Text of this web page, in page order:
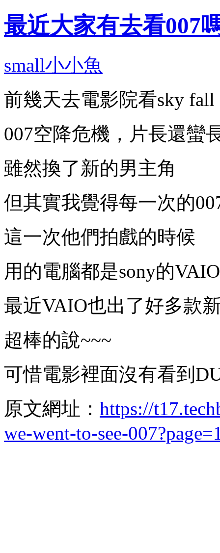
最近大家有去看007
small小小魚
前幾天去電影院看sky fall
007空降危機，片長還蠻
雖然換了新的男主角
但其實我覺得每一次的
這一次他們拍戲的時候
用的電腦都是sony的
最近VAIO也出了好多款
超棒的說~~~
可惜電影裡面沒有看
原文網址： https://
we-went-to-see-